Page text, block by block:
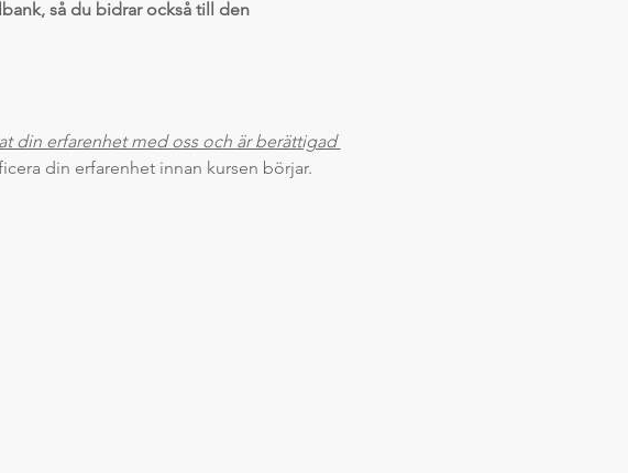
så du bidrar också till den
din erfarenhet med oss och är berättigad
din erfarenhet innan kursen börjar.